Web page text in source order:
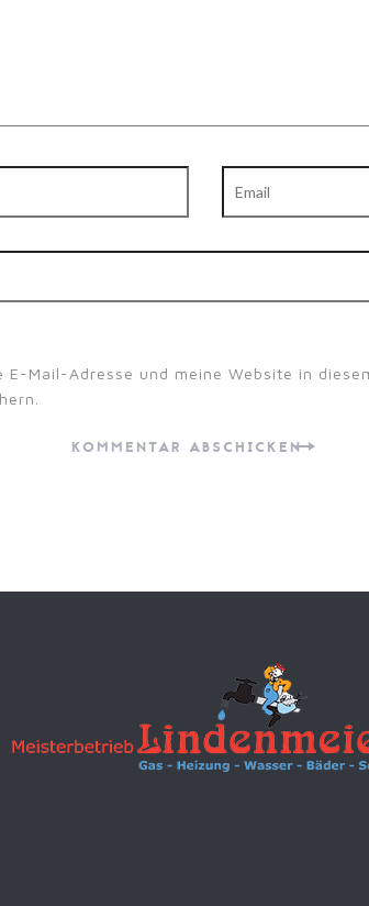
E-Mail-Adresse und meine Website in